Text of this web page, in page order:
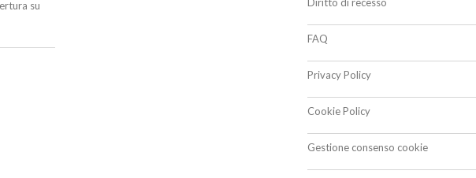
su
FAQ
Privacy Policy
Cookie Policy
Gestione consenso cookie